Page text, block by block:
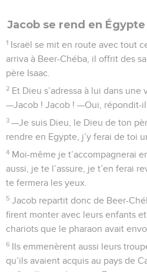
Jacob se rend en Égypte
1 Israël se mit en route avec tout
arriva à Beer-Chéba, il offrit des
père Isaac.
2 Et Dieu s’adressa à lui dans une
—Jacob ! Jacob ! —Oui, répondit-il,
3 —Je suis Dieu, le Dieu de ton
rendre en Egypte, j’y ferai de toi
4 Moi-même je t’accompagnerai
aussi, je te l’assure, je t’en ferai
te fermera les yeux.
5 Jacob repartit donc de Beer-
firent monter avec leurs enfants
chariots que le pharaon avait
6 Ils emmenèrent aussi leurs
qu’ils avaient acquis au pays de